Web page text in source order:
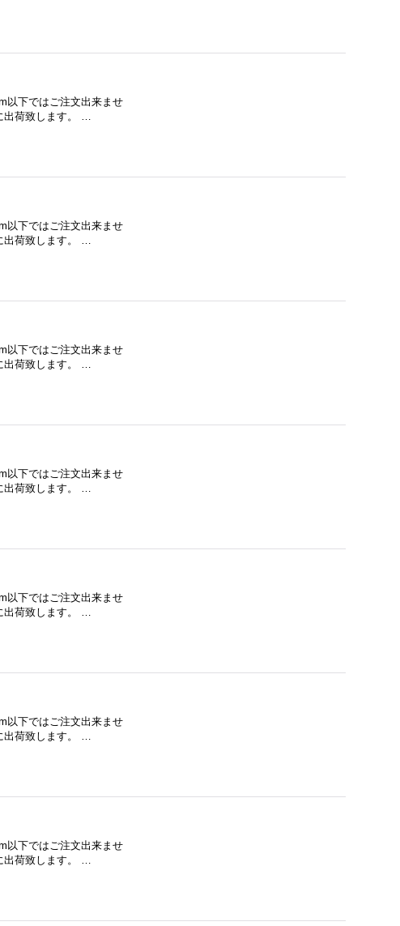
下ではご注文出来ませ
出荷致します。 …
下ではご注文出来ませ
出荷致します。 …
下ではご注文出来ませ
出荷致します。 …
下ではご注文出来ませ
出荷致します。 …
下ではご注文出来ませ
出荷致します。 …
下ではご注文出来ませ
出荷致します。 …
下ではご注文出来ませ
出荷致します。 …